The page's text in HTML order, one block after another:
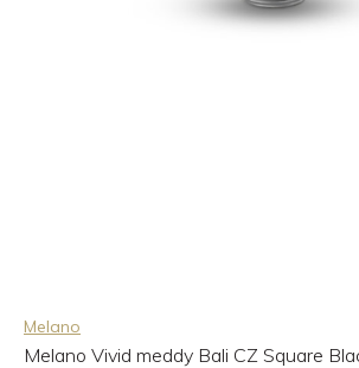
Melano
Melano Vivid meddy Bali CZ Square